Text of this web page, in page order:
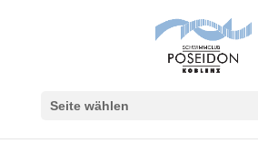
Seite wählen